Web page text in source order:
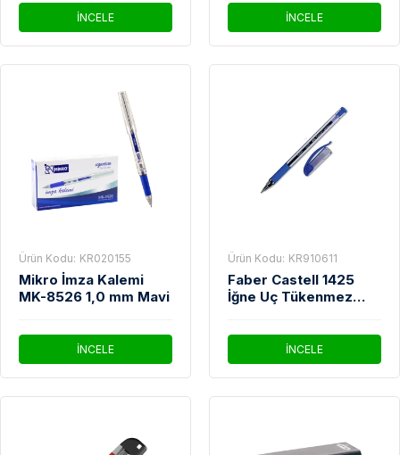
İNCELE İNCELE
Ürün Kodu: KR020155
Mikro İmza Kalemi
MK-8526 1,0 mm Mavi
İNCELE
Ürün Kodu: KR910611
Faber Castell 1425
İğne Uç Tükenmez
İNCELE